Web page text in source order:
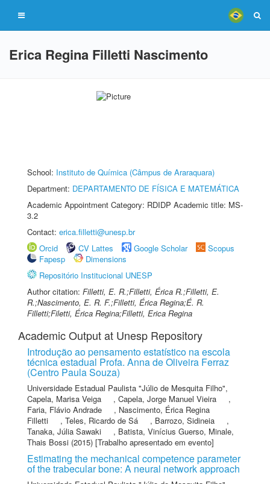
Erica Regina Filletti Nascimento
School: Instituto de Química (Câmpus de Araraquara)
Department: DEPARTAMENTO DE FÍSICA E MATEMÁTICA
Academic Appointment Category: RDIDP Academic title: MS-
3.2
Contact: erica.filletti@unesp.br
Orcid
CV Lattes Google Scholar
Scopus
Fapesp
Dimensions
Repositório Institucional UNESP
Author citation: Filletti, E. R.;Filletti, Érica R.;Filletti, E.
R.;Nascimento, E. R. F.;Filletti, Érica Regina;É. R.
Filletti;Filetti, Érica Regina;Filletti, Erica Regina
Academic Output at Unesp Repository
Introdução ao pensamento estatístico na escola
técnica estadual Profa. Anna de Oliveira Ferraz
(Centro Paula Souza)
Universidade Estadual Paulista "Júlio de Mesquita Filho",
Capela, Marisa Veiga
, Capela, Jorge Manuel Vieira
,
Faria, Flávio Andrade
, Nascimento, Érica Regina
Filletti
, Teles, Ricardo de Sá , Barrozo, Sidineia
,
Tanaka, Júlia Sawaki
, Batista, Vinícius Guerso, Minale,
Thais Bossi (2015) [Trabalho apresentado em evento]
Estimating the mechanical competence parameter
of the trabecular bone: A neural network approach